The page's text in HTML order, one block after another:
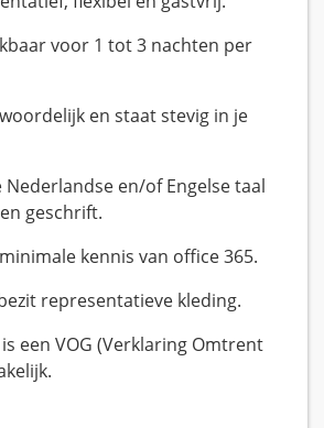
voor 1 tot 3 nachten per
en staat stevig in je
Nederlandse en/of Engelse taal
geschrift.
kennis van office 365.
representatieve kleding.
een VOG (Verklaring Omtrent